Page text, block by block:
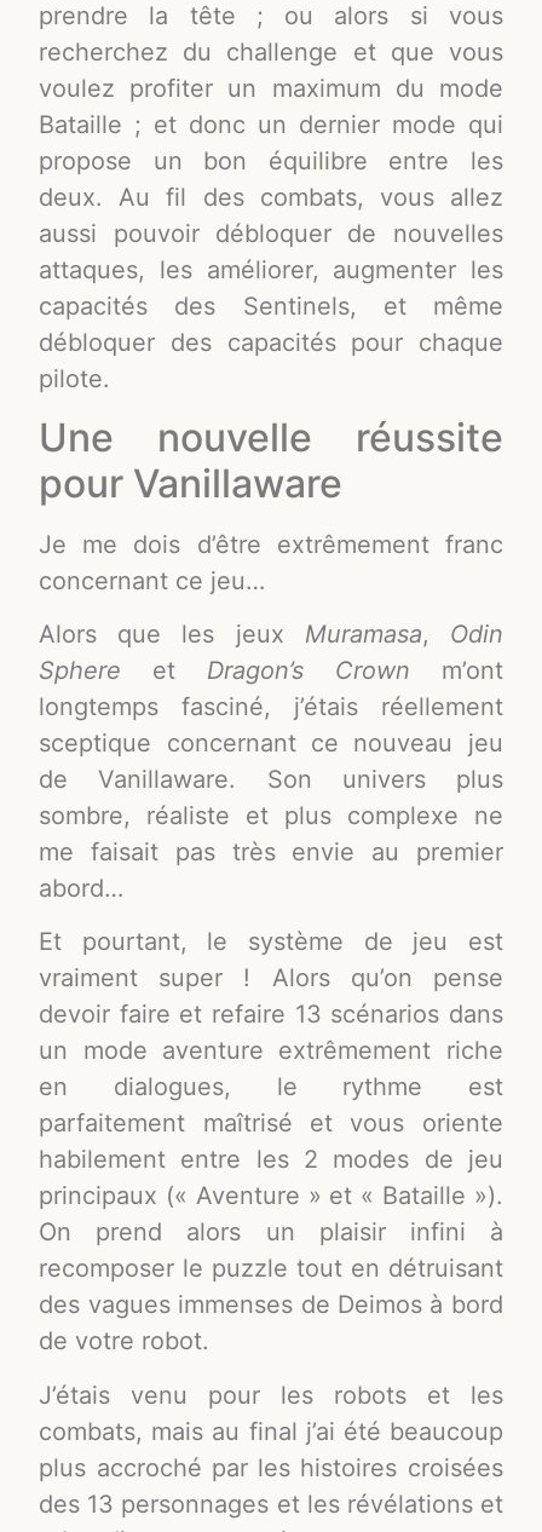
prendre la tête ; ou alors si vous
recherchez du challenge et que vous
voulez profiter un maximum du mode
Bataille ; et donc un dernier mode qui
propose un bon équilibre entre les
deux. Au fil des combats, vous allez
aussi pouvoir débloquer de nouvelles
attaques, les améliorer, augmenter les
capacités des Sentinels, et même
débloquer des capacités pour chaque
pilote.
Une nouvelle réussite
pour Vanillaware
Je me dois d’être extrêmement franc
concernant ce jeu…
Alors que les jeux Muramasa, Odin
Sphere et Dragon’s Crown m’ont
longtemps fasciné, j’étais réellement
sceptique concernant ce nouveau jeu
de Vanillaware. Son univers plus
sombre, réaliste et plus complexe ne
me faisait pas très envie au premier
abord…
Et pourtant, le système de jeu est
vraiment super ! Alors qu’on pense
devoir faire et refaire 13 scénarios dans
un mode aventure extrêmement riche
en dialogues, le rythme est
parfaitement maîtrisé et vous oriente
habilement entre les 2 modes de jeu
principaux (« Aventure » et « Bataille »).
On prend alors un plaisir infini à
recomposer le puzzle tout en détruisant
des vagues immenses de Deimos à bord
de votre robot.
J’étais venu pour les robots et les
combats, mais au final j’ai été beaucoup
plus accroché par les histoires croisées
des 13 personnages et les révélations et